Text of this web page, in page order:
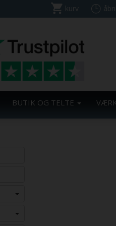
kurv
BUTIK OG TELTE